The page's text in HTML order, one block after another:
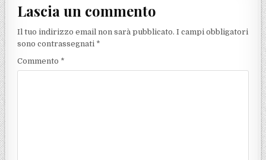
Lascia un commento
Il tuo indirizzo email non sarà pubblicato. I campi obbligatori
sono contrassegnati *
Commento *